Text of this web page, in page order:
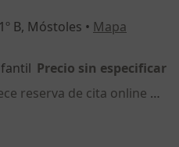
B, Móstoles • Mapa
Precio sin especificar
Este especialista no ofrece reserva de cita online en esta dirección.